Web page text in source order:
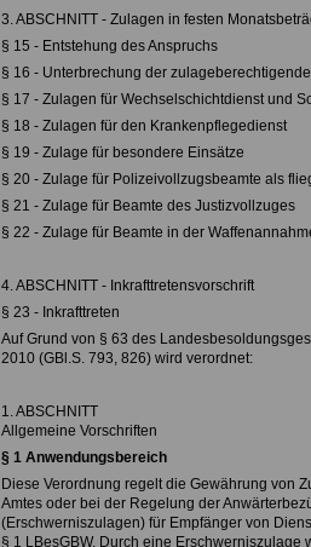
3. ABSCHNITT - Zulagen in festen
§ 15 - Entstehung des Anspruchs
§ 16 - Unterbrechung der
§ 17 - Zulagen für Wechselschichtdienst und
§ 18 - Zulagen für den Krankenpflegedienst
§ 19 - Zulage für besondere Einsätze
§ 20 - Zulage für Polizeivollzugsbeamte als
§ 21 - Zulage für Beamte des Justizvollzuges
§ 22 - Zulage für Beamte in der
4. ABSCHNITT - Inkrafttretensvorschrift
§ 23 - Inkrafttreten
Auf Grund von § 63 des
2010 (GBl.S. 793, 826) wird verordnet:
1. ABSCHNITT
Allgemeine Vorschriften
§ 1 Anwendungsbereich
Diese Verordnung regelt die Gewährung von
Amtes oder bei der Regelung der
(Erschwerniszulagen) für Empfänger von
§ 1 LBesGBW. Durch eine